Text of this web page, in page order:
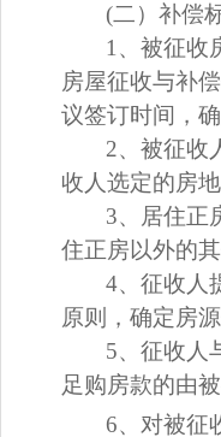
(二）补偿
1、被征收
房屋征收与补
议签订时间，
2、被征收
收人选定的房
3、
居住正
住正房以外的
4、征收人
原则，确定房
5、征收人
足购房款的由
6、对被征